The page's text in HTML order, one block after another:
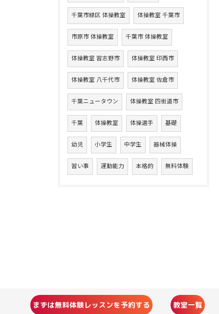
千葉市緑区 体操教室 体操教室 千葉市
市原市 体操教室 千葉市 体操教室
体操教室 習志野市 体操教室 印西市
体操教室 八千代市 体操教室 佐倉市
千葉ニュータウン 体操教室 四街道市
千葉 体操教室 体操選手 基礎
幼児 小学生 中学生 器械体操
習い事 運動能力 本格的 無料体験
まずは無料体験レッスンを予約する 教室一覧